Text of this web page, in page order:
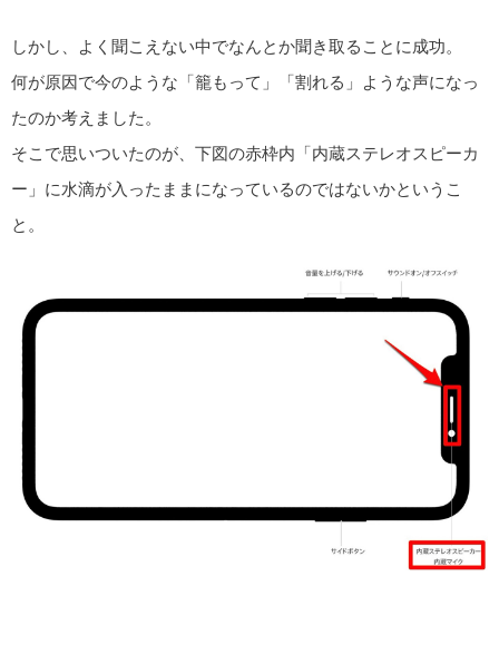
しかし、よく聞こえない中でなんとか聞き取ることに成功。
何が原因で今のような「籠もって」「割れる」ような声になっ
たのか考えました。
そこで思いついたのが、下図の赤枠内「内蔵ステレオスピーカ
ー」に水滴が入ったままになっているのではないかというこ
と。